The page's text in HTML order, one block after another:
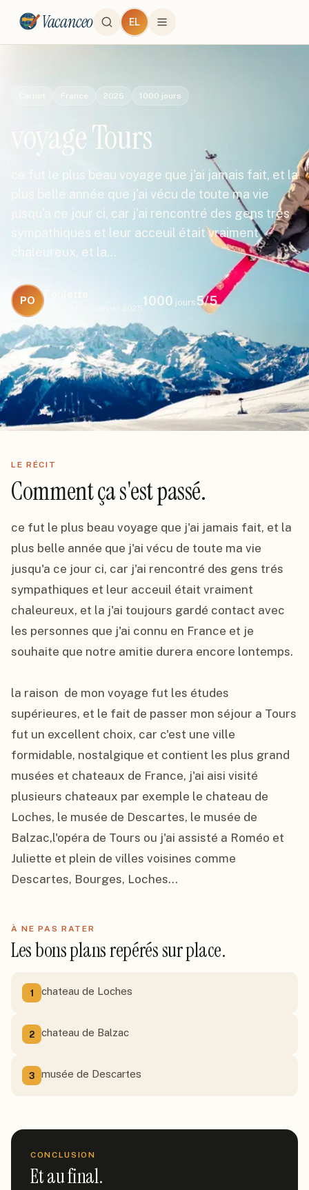
Vacanceo EL
France 2025 1000 jours
voyage Tours
ce fut le plus beau voyage que j'ai jamais fait, et la
plus belle année que j'ai vécu de toute ma vie
jusqu'a ce jour ci, car j'ai rencontré des gens trés
sympathiques et leur acceuil était vraiment
chaleureux, et la…
PO
30 janvier 2025
1000 jours5/5
LE RÉCIT
Comment ça s'est passé.
ce fut le plus beau voyage que j'ai jamais fait, et la
plus belle année que j'ai vécu de toute ma vie
jusqu'a ce jour ci, car j'ai rencontré des gens trés
sympathiques et leur acceuil était vraiment
chaleureux, et la j'ai toujours gardé contact avec
les personnes que j'ai connu en France et je
souhaite que notre amitie durera encore lontemps.
la raison  de mon voyage fut les études
supérieures, et le fait de passer mon séjour a Tours
fut un excellent choix, car c'est une ville
formidable, nostalgique et contient les plus grand
musées et chateaux de France, j'ai aisi visité
plusieurs chateaux par exemple le chateau de
Loches, le musée de Descartes, le musée de
Balzac,l'opéra de Tours ou j'ai assisté a Roméo et
Juliette et plein de villes voisines comme
Descartes, Bourges, Loches...
À NE PAS RATER
Les bons plans repérés sur place.
1 chateau de Loches
2 chateau de Balzac
3 musée de Descartes
CONCLUSION
Et au final.